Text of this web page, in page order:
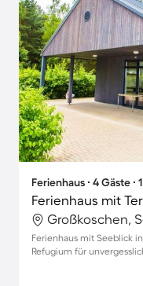
Ferienhaus ∙ 4 Gäste ∙
Ferienhaus mit
Großkoschen,
Ferienhaus mit Seeblick
Refugium für